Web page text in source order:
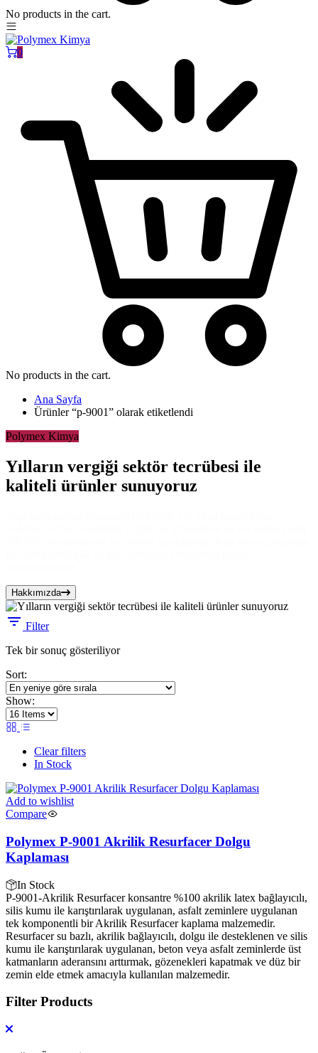
No products in the cart.
0
No products in the cart.
Ana Sayfa
Ürünler “p-9001” olarak etiketlendi
Polymex Kimya
Yılların vergiği sektör tecrübesi ile
kaliteli ürünler sunuyoruz
Hakkımızda
Filter
Tek bir sonuç gösteriliyor
Sort:
Show:
Clear filters
In Stock
Add to wishlist
Compare
Polymex P-9001 Akrilik Resurfacer Dolgu
Kaplaması
In Stock
P-9001-Akrilik Resurfacer konsantre %100 akrilik latex bağlayıcılı,
silis kumu ile karıştırılarak uygulanan, asfalt zeminlere uygulanan
tek komponentli bir Akrilik Resurfacer kaplama malzemedir.
Resurfacer su bazlı, akrilik bağlayıcılı, dolgu ile desteklenen ve silis
kumu ile karıştırılarak uygulanan, beton veya asfalt zeminlerde üst
katmanların aderansını arttırmak, gözenekleri kapatmak ve düz bir
zemin elde etmek amacıyla kullanılan malzemedir.
Filter Products